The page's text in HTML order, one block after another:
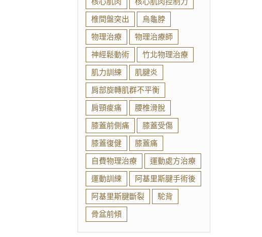
椎間盤突出
烏龜脖
物理治療
物理治療師
神經鬆動術
竹北物理治療
肌力訓練
肌腱炎
肩部旋轉肌群不平衡
肩頸痠痛
腰椎滑脫
膝蓋前側痛
膝蓋受傷
膝蓋復健
膝蓋痛
自費物理治療
運動處方治療
運動訓練
阿基里斯腱手術後
阿基里斯腱斷裂
駝背
骨盆前傾